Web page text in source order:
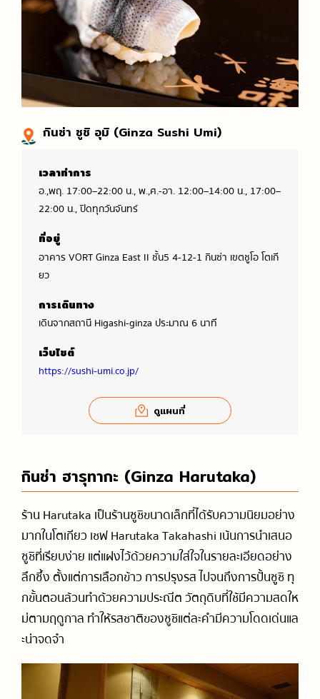
กินซ่า ซูชิ อุมิ (Ginza Sushi Umi)
เวลาทำการ
อ.,พฤ. 17:00–22:00 น., พ.,ศ.-อา. 12:00–14:00 น., 17:00–
22:00 น., ปิดทุกวันจันทร์
ที่อยู่
อาคาร VORT Ginza East II ชั้น5 4-12-1 กินซ่า เขตชูโอ โตเกี
ยว
การเดินทาง
เดินจากสถานี Higashi-ginza ประมาณ 6 นาที
เว็บไซต์
https://sushi-umi.co.jp/
ดูแผนที่
กินซ่า ฮารุทากะ (Ginza Harutaka)
ร้าน Harutaka เป็นร้านซูชิขนาดเล็กที่ได้รับความนิยมอย่าง
มากในโตเกียว เชฟ Harutaka Takahashi เน้นการนำเสนอ
ซูชิที่เรียบง่าย แต่แฝงไว้ด้วยความใส่ใจในรายละเอียดอย่าง
ลึกซึ้ง ตั้งแต่การเลือกข้าว การปรุงรส ไปจนถึงการปั้นซูชิ ทุ
กขั้นตอนล้วนทำด้วยความประณีต วัตถุดิบที่ใช้มีความสดให
ม่ตามฤดูกาล ทำให้รสชาติของซูชิแต่ละคำมีความโดดเด่นแล
ะน่าจดจำ